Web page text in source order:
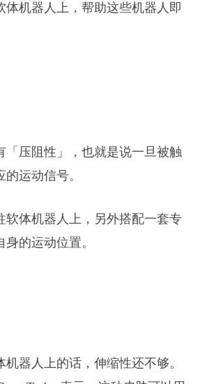
机器人上，帮助这些机器人即
压阻性」，也就是说一旦被触
运动信号。
体机器人上，另外搭配一套专
的运动位置。
器人上的话，伸缩性还不够。